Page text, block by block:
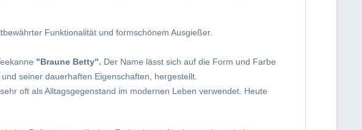
Funktionalität und formschönem Ausgießer.
"Braune Betty". Der Name lässt sich auf die Form und Farbe
seiner dauerhaften Eigenschaften, hergestellt.
oft als Alltagsgegenstand im modernen Leben verwendet. Heute